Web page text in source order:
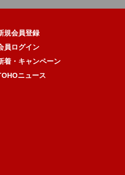
規会員登録
員ログイン
着・キャンペーン
ニュース